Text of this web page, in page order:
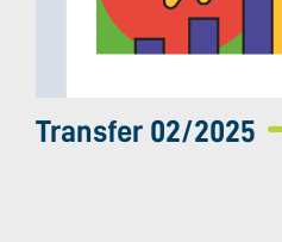
Transfer 02/2025